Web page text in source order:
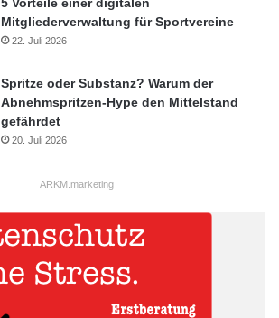
Mitgliederverwaltung für Sportvereine
22. Juli 2026
Spritze oder Substanz? Warum der
Abnehmspritzen-Hype den Mittelstand
gefährdet
20. Juli 2026
ARKM.marketing